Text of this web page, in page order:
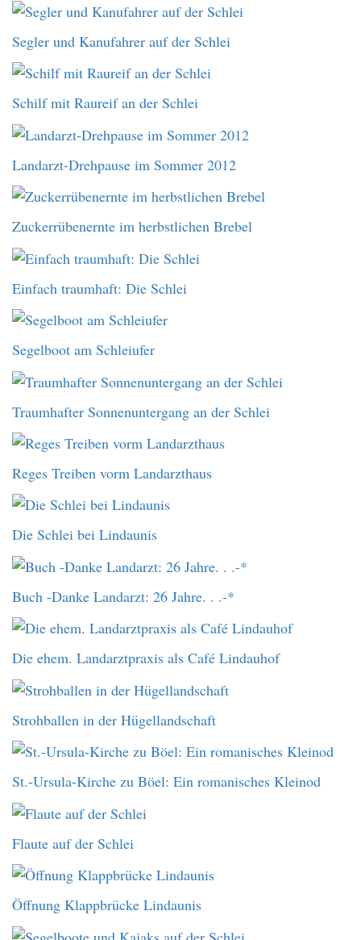
Segler und Kanufahrer auf der Schlei
Schilf mit Raureif an der Schlei
Landarzt-Drehpause im Sommer 2012
Zuckerrübenernte im herbstlichen Brebel
Einfach traumhaft: Die Schlei
Segelboot am Schleiufer
Traumhafter Sonnenuntergang an der Schlei
Reges Treiben vorm Landarzthaus
Die Schlei bei Lindaunis
Buch -Danke Landarzt: 26 Jahre. . .-*
Die ehem. Landarztpraxis als Café Lindauhof
Strohballen in der Hügellandschaft
St.-Ursula-Kirche zu Böel: Ein romanisches Kleinod
Flaute auf der Schlei
Öffnung Klappbrücke Lindaunis